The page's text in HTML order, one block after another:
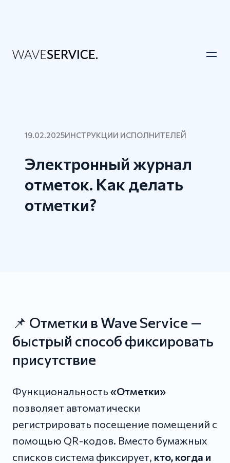
19.02.2025ИНСТРУКЦИИ ИСПОЛНИТЕЛЕЙ
Электронный журнал
отметок. Как делать
отметки?
📌 Отметки в Wave Service —
быстрый способ фиксировать
присутствие
Функциональность «Отметки»
позволяет автоматически
регистрировать посещение помещений с
помощью QR-кодов. Вместо бумажных
списков система фиксирует, кто, когда и